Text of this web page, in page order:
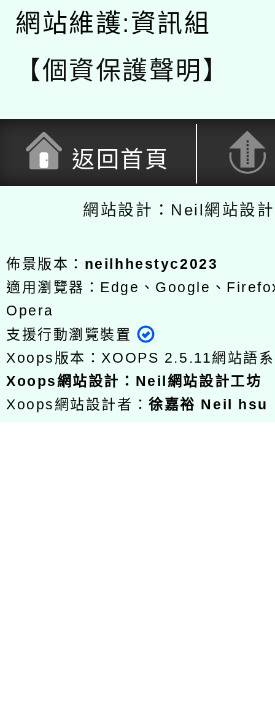
網站維護:資訊組
【個資保護聲明】
返回首頁
網站設計：Neil網站設
佈景版本： neilhhestyc2023
適用瀏覽器：Edge、Google、
Opera
支援行動瀏覽裝置
Xoops版本： XOOPS 2.5.11網站語
Xoops網站設計 ： Neil網站設計工坊
Xoops網站設計者：徐嘉裕 Neil hsu